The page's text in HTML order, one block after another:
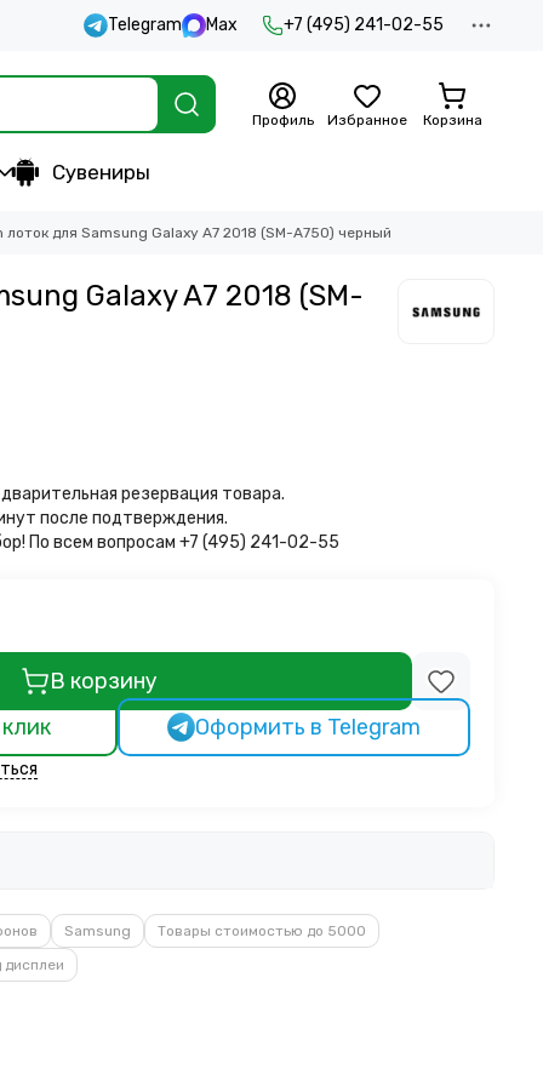
Telegram Max +7 (495) 241-02-55
Профиль Избранное Корзина
Сувениры
лоток для Samsung Galaxy A7 2018 (SM-A750) черный
Galaxy A7 2018 (SM-
резервация товара.
после подтверждения.
По всем вопросам +7 (495) 241-02-55
В корзину
Оформить в Telegram
Samsung
Товары стоимостью до 5000